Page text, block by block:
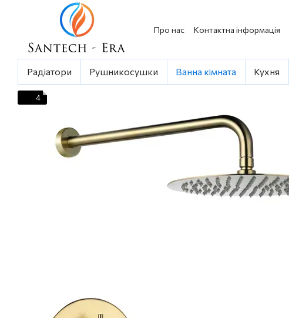
Перейти до основного контенту
Про нас Контактна інформація
Радіатори Рушникосушки Ванна кімната Кухня
4